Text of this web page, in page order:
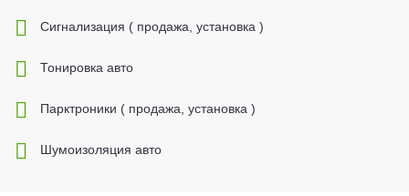
Cигнализация ( продажа, установка )
Тонировка авто
Парктроники ( продажа, установка )
Шумоизоляция авто